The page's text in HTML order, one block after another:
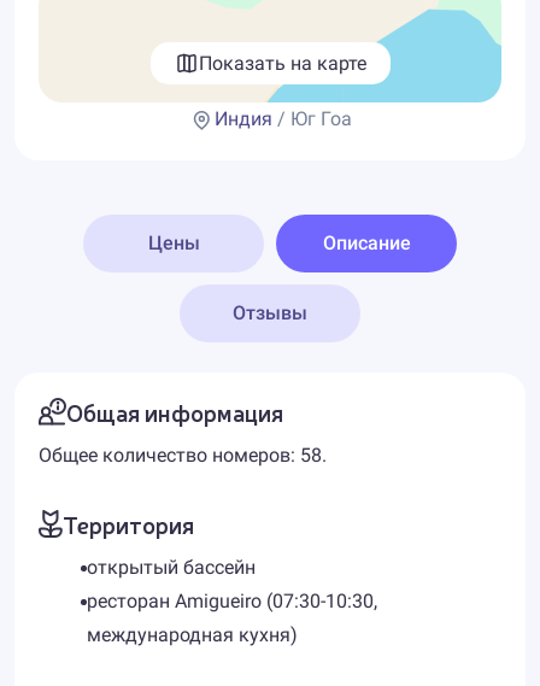
Показать на карте
Индия / Юг Гоа
Цены Описание
Отзывы
Общая информация
Общее количество номеров: 58.
Территория
открытый бассейн
ресторан Amigueiro (07:30-10:30,
международная кухня)